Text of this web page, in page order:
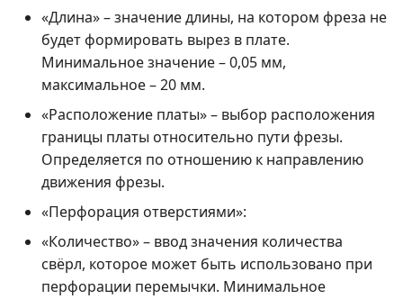
«Длина» – значение длины, на котором фреза не
будет формировать вырез в плате.
Минимальное значение – 0,05 мм,
максимальное – 20 мм.
«Расположение платы» – выбор расположения
границы платы относительно пути фрезы.
Определяется по отношению к направлению
движения фрезы.
«Перфорация отверстиями»:
«Количество» – ввод значения количества
свёрл, которое может быть использовано при
перфорации перемычки. Минимальное